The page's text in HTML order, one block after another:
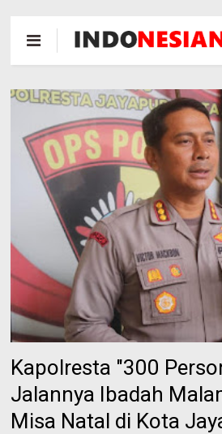
Kapolresta "300
Jalannya Ibadah
Misa Natal di Kota